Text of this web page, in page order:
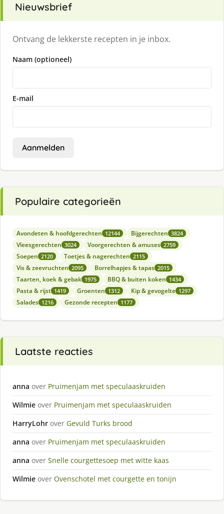
Nieuwsbrief
Ontvang de lekkerste recepten in je inbox.
Naam (optioneel)
E-mail
Aanmelden
Populaire categorieën
Avondeten & hoofdgerechten 12144 Bijgerechten 3824
Vleesgerechten 3024 Voorgerechten & amuses 2759
Soepen 2120 Toetjes & nagerechten 2115
Vis & zeevruchten 2095 Borrelhapjes & tapas 2015
Taarten, koek & gebak 1975 BBQ & buiten koken 1434
Pasta & rijst 1419 Groenten 1312 Kip & gevogelte 1297
Salades 1216 Gezonde recepten 1177
Laatste reacties
anna over Pruimenjam met speculaaskruiden
Wilmie over Pruimenjam met speculaaskruiden
HarryLohr over Gevuld Turks brood
anna over Pruimenjam met speculaaskruiden
anna over Snelle courgettesoep met witte kaas
Wilmie over Ovenschotel met courgette en tonijn